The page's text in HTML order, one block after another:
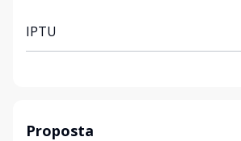
IPTU
Proposta